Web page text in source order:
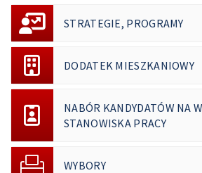
STRATEGIE, PROGRAMY
DODATEK MIESZKANIOWY
NABÓR KANDYDATÓW NA
STANOWISKA PRACY
WYBORY